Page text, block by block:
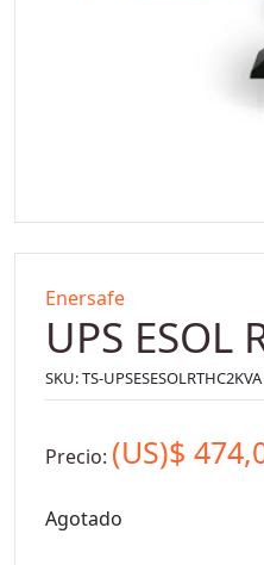
Enersafe
UPS ESOL
SKU:TS-UPSESESOLRTHC2KVA
Precio: (US)$
Agotado